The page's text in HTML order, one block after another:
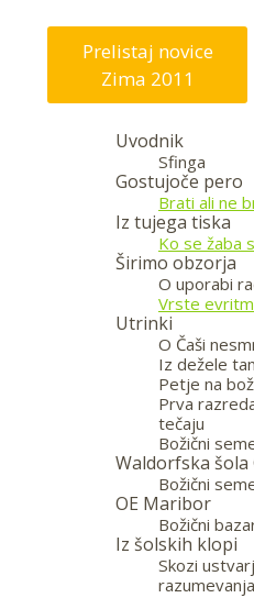
Prelistaj novice
Zima 2011
Uvodnik
Sfinga
Gostujoče pero
Brati ali ne
Iz tujega tiska
Ko se žaba
Širimo obzorja
O uporabi
Vrste
Utrinki
O Čaši
Iz dežele
Petje na
Prva
tečaju
Božični
Waldorfska šola
Božični
OE Maribor
Božični
Iz šolskih klopi
Skozi
razumevanja